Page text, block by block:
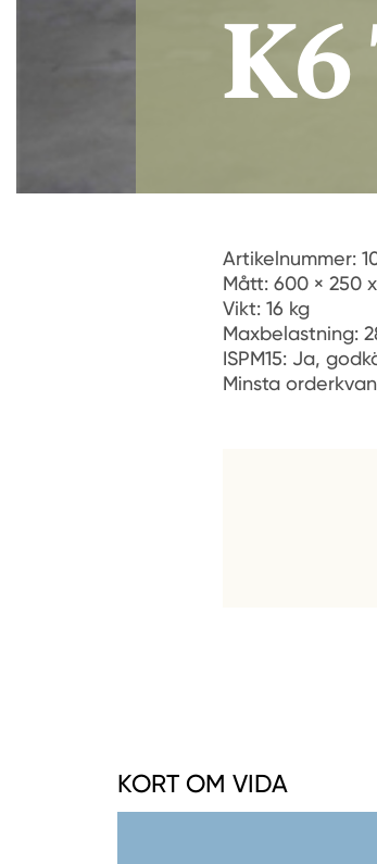
K6
Artikelnummer:
Mått: 600 × 250
Vikt: 16 kg
Maxbelastning:
ISPM15: Ja,
Minsta
KORT OM VIDA